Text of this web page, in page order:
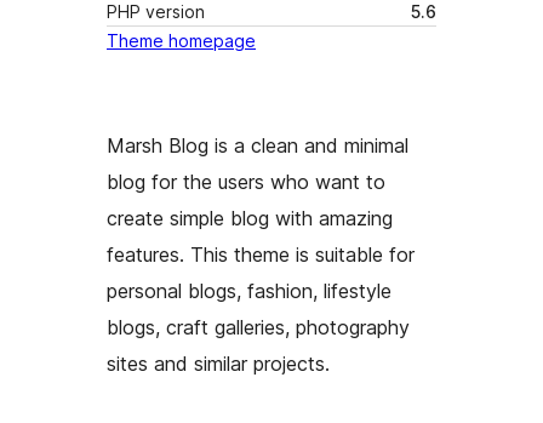
PHP version
5.6
Theme homepage
Marsh Blog is a clean and minimal
blog for the users who want to
create simple blog with amazing
features. This theme is suitable for
personal blogs, fashion, lifestyle
blogs, craft galleries, photography
sites and similar projects.